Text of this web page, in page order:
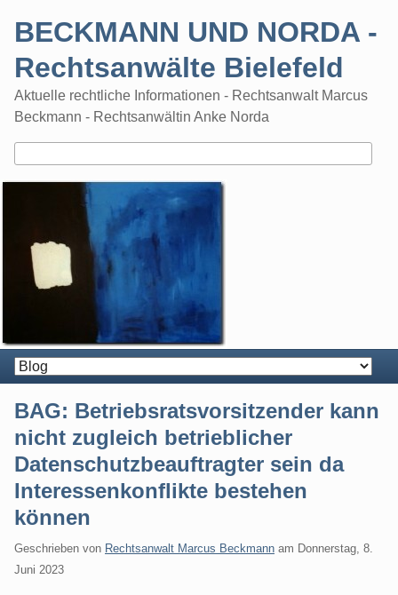
BECKMANN UND NORDA -
Rechtsanwälte Bielefeld
Aktuelle rechtliche Informationen - Rechtsanwalt Marcus
Beckmann - Rechtsanwältin Anke Norda
BAG: Betriebsratsvorsitzender kann
nicht zugleich betrieblicher
Datenschutzbeauftragter sein da
Interessenkonflikte bestehen
können
Geschrieben von Rechtsanwalt Marcus Beckmann am Donnerstag, 8.
Juni 2023